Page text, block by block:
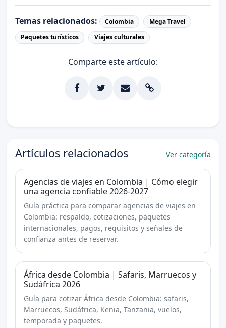
Temas relacionados: Colombia
Mega Travel
Paquetes turísticos
Viajes culturales
Comparte este artículo:
Artículos relacionados Ver categoría
Agencias de viajes en Colombia | Cómo elegir
una agencia confiable 2026-2027
Guía práctica para comparar agencias de viajes en
Colombia: respaldo, cotizaciones, paquetes
internacionales, pagos, requisitos y señales de
confianza antes de reservar.
África desde Colombia | Safaris, Marruecos y
Sudáfrica 2026
Guía para cotizar África desde Colombia: safaris,
Marruecos, Sudáfrica, Kenia, Tanzania, vuelos,
temporada y paquetes.